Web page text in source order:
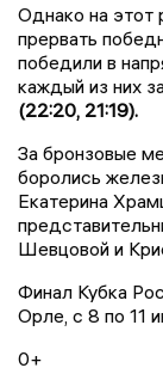
Однако на этот
прервать
победили в
каждый из них
(22:20, 21:19).
За бронзовые
боролись
Екатерина
Шевцовой и
Финал Кубка
Орле, с 8 по 11
0+